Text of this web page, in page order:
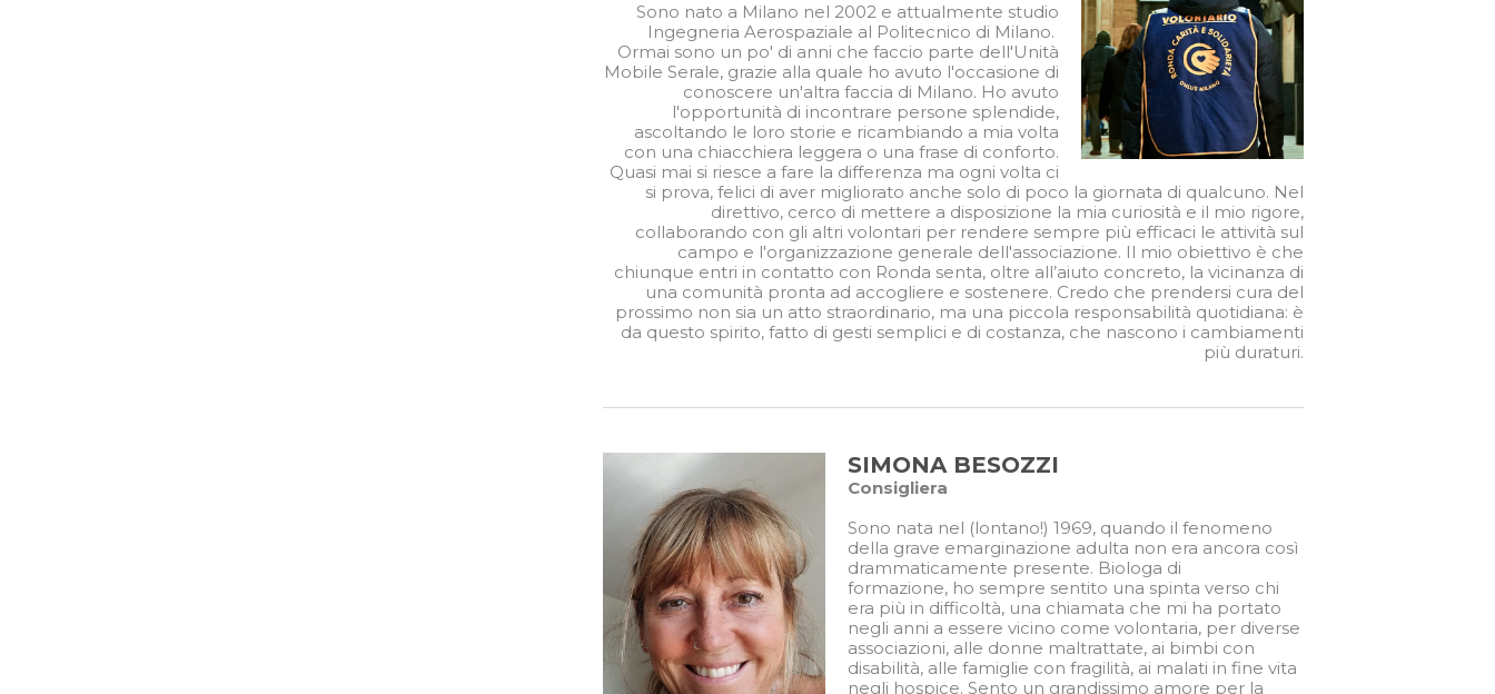
Sono nato a Milano nel 2002 e attualmente studio
Ingegneria Aerospaziale al Politecnico di Milano.
Ormai sono un po' di anni che faccio parte dell'Unità
Mobile Serale, grazie alla quale ho avuto l'occasione di
conoscere un'altra faccia di Milano. Ho avuto
l'opportunità di incontrare persone splendide,
ascoltando le loro storie e ricambiando a mia volta
con una chiacchiera leggera o una frase di conforto.
Quasi mai si riesce a fare la differenza ma ogni volta ci
si prova, felici di aver migliorato anche solo di poco la giornata di qualcuno. Nel
direttivo, cerco di mettere a disposizione la mia curiosità e il mio rigore,
collaborando con gli altri volontari per rendere sempre più efficaci le attività sul
campo e l'organizzazione generale dell'associazione. Il mio obiettivo è che
chiunque entri in contatto con Ronda senta, oltre all’aiuto concreto, la vicinanza di
una comunità pronta ad accogliere e sostenere. Credo che prendersi cura del
prossimo non sia un atto straordinario, ma una piccola responsabilità quotidiana: è
da questo spirito, fatto di gesti semplici e di costanza, che nascono i cambiamenti
più duraturi.
SIMONA BESOZZI
Consigliera
Sono nata nel (lontano!) 1969, quando il fenomeno
della grave emarginazione adulta non era ancora così
drammaticamente presente. Biologa di
formazione, ho sempre sentito una spinta verso chi
era più in difficoltà, una chiamata che mi ha portato
negli anni a essere vicino come volontaria, per diverse
associazioni, alle donne maltrattate, ai bimbi con
disabilità, alle famiglie con fragilità, ai malati in fine vita
negli hospice. Sento un grandissimo amore per la